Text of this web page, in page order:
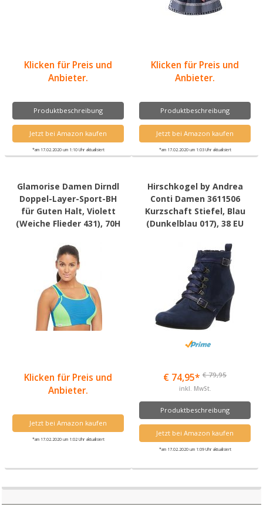
Klicken für Preis und
Anbieter.
Produktbeschreibung
Jetzt bei Amazon kaufen
*am 17.02.2020 um 1:10 Uhr aktualisiert
Klicken für Preis und
Anbieter.
Produktbeschreibung
Jetzt bei Amazon kaufen
*am 17.02.2020 um 1:03 Uhr aktualisiert
Glamorise Damen Dirndl
Doppel-Layer-Sport-BH
für Guten Halt, Violett
(Weiche Flieder 431), 70H
Klicken für Preis und
Anbieter.
Jetzt bei Amazon kaufen
*am 17.02.2020 um 1:02 Uhr aktualisiert
Hirschkogel by Andrea
Conti Damen 3611506
Kurzschaft Stiefel, Blau
(Dunkelblau 017), 38 EU
€ 74,95* € 79,95
inkl. MwSt.
Produktbeschreibung
Jetzt bei Amazon kaufen
*am 17.02.2020 um 1:09 Uhr aktualisiert